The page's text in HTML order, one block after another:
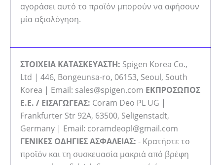
αγοράσει αυτό το προϊόν μπορούν να αφήσουν
μία αξιολόγηση.
ΣΤΟΙΧΕΙΑ ΚΑΤΑΣΚΕΥΑΣΤΗ: Spigen Korea Co.,
Ltd | 446, Bongeunsa-ro, 06153, Seoul, South
Korea | Email: sales@spigen.com ΕΚΠΡΟΣΩΠΟΣ
Ε.Ε. / ΕΙΣΑΓΩΓΕΑΣ: Coram Deo PL UG |
Frankfurter Str 92A, 63500, Seligenstadt,
Germany | Email: coramdeopl@gmail.com
ΓΕΝΙΚΕΣ ΟΔΗΓΙΕΣ ΑΣΦΑΛΕΙΑΣ: - Κρατήστε το
προϊόν και τη συσκευασία μακριά από βρέφη